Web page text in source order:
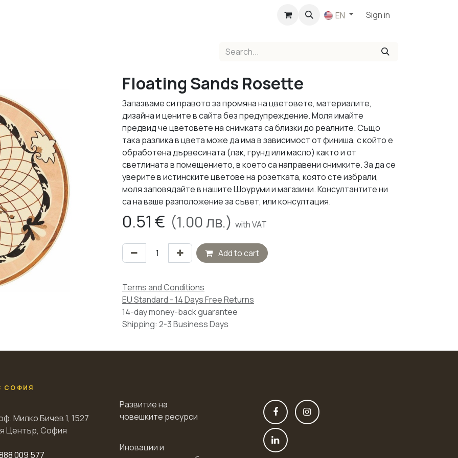
EN Sign in
Floating Sands Rosette
Запазваме си правото за промяна на цветовете, материалите,
дизайна и цените в сайта без предупреждение. Моля имайте
предвид че цветовете на снимката са близки до реалните. Също
така разлика в цвета може да има в зависимост от финиша, с който е
обработена дървесината (лак, грунд или масло) както и от
светлината в помещението, в което са направени снимките. За да се
уверите в истинските цветове на розетката, която сте избрали,
моля заповядайте в нашите Шоуруми и магазини. Консултантите ни
са на ваше разположение за съвет, или консултация.
0.51 € (1.00лв.) with VAT
Add to cart
Terms and Conditions
EU Standard - 14 Days Free Returns
14-day money-back guarantee
Shipping: 2-3 Business Days
СОФИЯ
Милко Бичев 1, 1527
Център, София
009 577
Развитие на
човешките ресурси
Иновации и